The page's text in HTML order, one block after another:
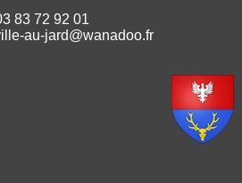
83 72 92 01
au-jard@wanadoo.fr